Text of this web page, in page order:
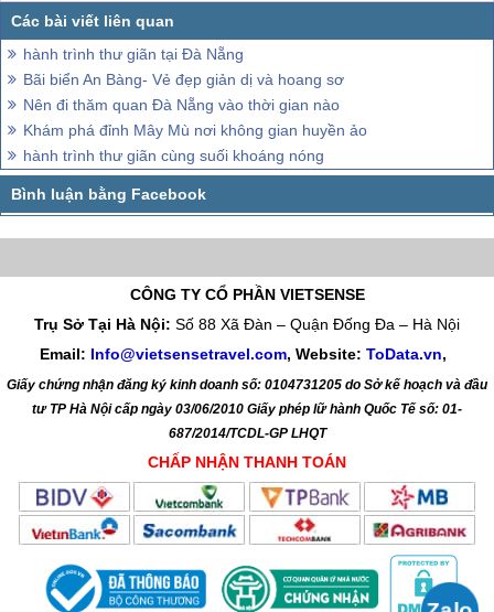
hành trình thư giãn tại Đà Nẵng
Bãi biển An Bàng- Vẻ đẹp giản dị và hoang sơ
Nên đi thăm quan Đà Nẵng vào thời gian nào
Khám phá đỉnh Mây Mù nơi không gian huyền ảo
hành trình thư giãn cùng suối khoáng nóng
CÔNG TY CỔ PHẦN VIETSENSE
Trụ Sở Tại Hà Nội: Số 88 Xã Đàn – Quận Đống Đa – Hà Nội
Email: Info@vietsensetravel.com, Website: ToData.vn,
Giấy chứng nhận đăng ký kinh doanh số: 0104731205 do Sở kế hoạch và đầu
tư TP Hà Nội cấp ngày 03/06/2010 Giấy phép lữ hành Quốc Tế số: 01-
687/2014/TCDL-GP LHQT
CHẤP NHẬN THANH TOÁN